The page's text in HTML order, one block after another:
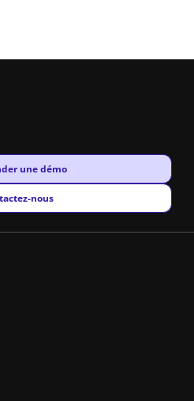
une démo
windownous